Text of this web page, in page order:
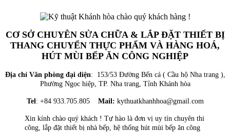
CƠ SỞ CHUYÊN SỬA CHỮA & LẮP ĐẶT THIẾT BỊ
THANG CHUYỂN THỰC PHẨM VÀ HÀNG HOÁ,
HÚT MÙI BẾP ĂN CÔNG NGHIỆP
Địa chỉ Văn phòng đại diện: 153/53 Đường Bến cá ( Cầu hộ Nha trang ),
Phường Ngọc hiệp, TP. Nha trang, Tỉnh Khánh hòa
Tel: +84 933.705.805 Mail: kythuatkhanhhoa@gmail.com
Xin kính chào quý khách ! Tự hào là đơn vị uy tín chuyên thi
công, lắp đặt thiết bị nhà bếp, hệ thống hút mùi bếp ăn công